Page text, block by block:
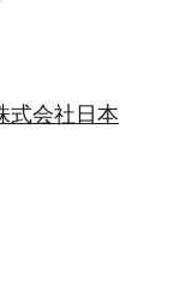
式会社日本